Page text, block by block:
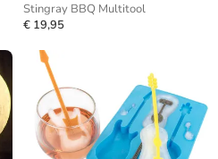
Stingray BBQ Multitool
€ 19,95